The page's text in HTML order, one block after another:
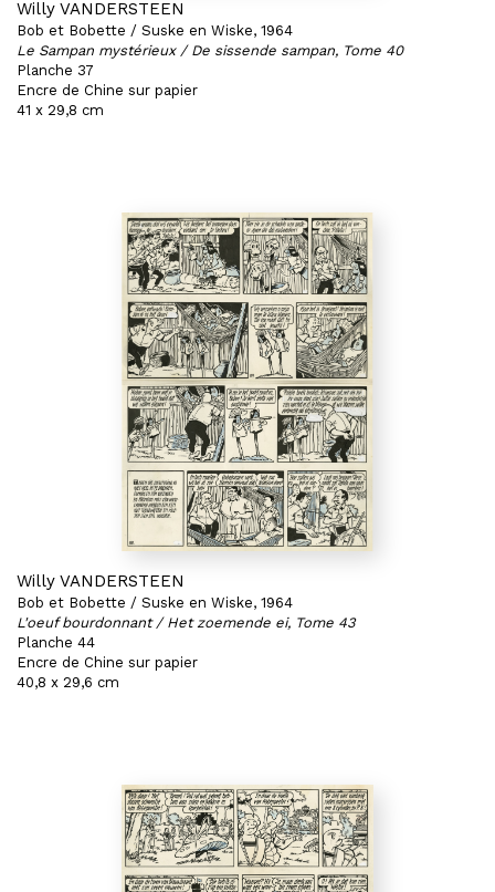
Willy VANDERSTEEN
Bob et Bobette / Suske en Wiske, 1964
Le Sampan mystérieux / De sissende sampan, Tome 40
Planche 37
Encre de Chine sur papier
41 x 29,8 cm
Willy VANDERSTEEN
Bob et Bobette / Suske en Wiske, 1964
L'oeuf bourdonnant / Het zoemende ei, Tome 43
Planche 44
Encre de Chine sur papier
40,8 x 29,6 cm